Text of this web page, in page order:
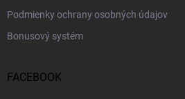
Podmienky ochrany osobných údajov
Bonusový systém
FACEBOOK